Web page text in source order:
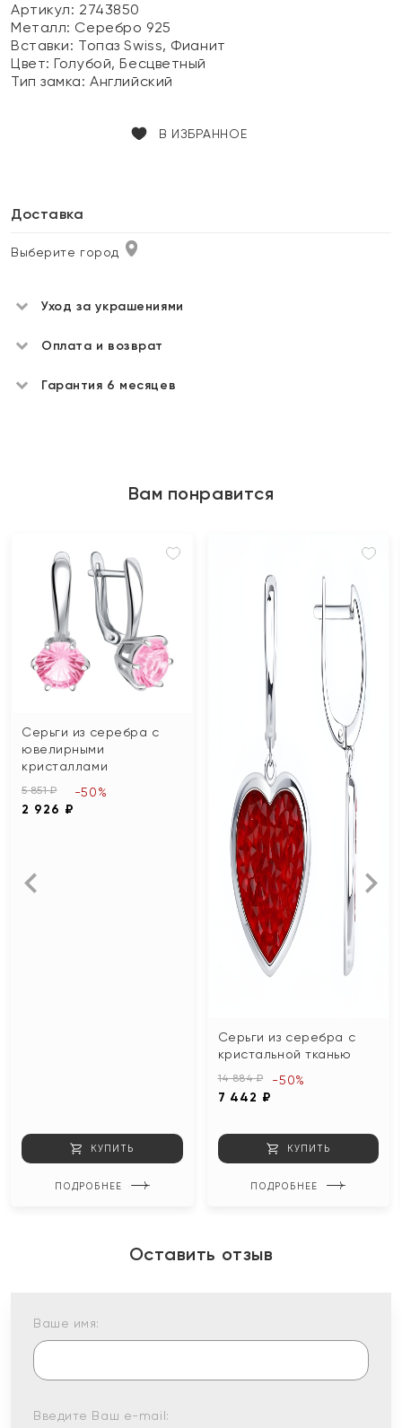
Артикул: 2743850
Металл: Серебро 925
Вставки: Топаз Swiss, Фианит
Цвет:Голубой, Бесцветный
Тип замка:Английский
В ИЗБРАННОЕ
Доставка
Выберите город
Уход за украшениями
Оплата и возврат
Гарантия 6 месяцев
Вам понравится
Серьги из серебра с
ювелирными
кристаллами
5 851 ₽
2 926 ₽
-50%
КУПИТЬ
ПОДРОБНЕЕ
Серьги из серебра с
кристальной тканью
14 884 ₽
7 442 ₽
-50%
КУПИТЬ
ПОДРОБНЕЕ
Оставить отзыв
Ваше имя:
Введите Ваш e-mail: